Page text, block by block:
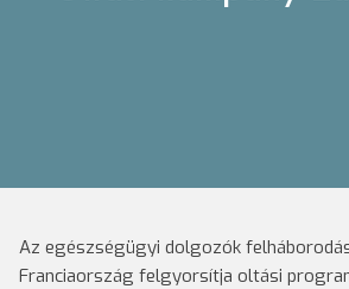
Az egészségügyi dolgozók
Franciaország felgyorsítja oltási